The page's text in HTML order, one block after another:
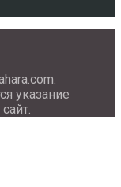
указание